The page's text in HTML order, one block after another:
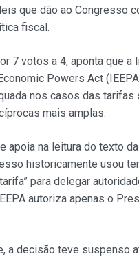
que dão ao Congresso
fiscal.
7 votos a 4, aponta que a
Powers Act
nos casos das tarifas
mais amplas.
apoia na leitura do texto
historicamente usou
para delegar
autoriza apenas o
a decisão teve suspenso